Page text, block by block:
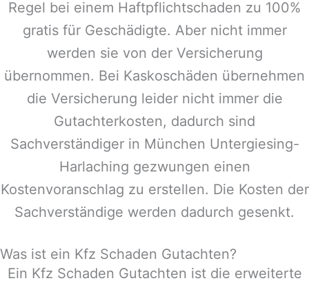
Regel bei einem Haftpflichtschaden zu 100%
gratis für Geschädigte. Aber nicht immer
werden sie von der Versicherung
übernommen. Bei Kaskoschäden übernehmen
die Versicherung leider nicht immer die
Gutachterkosten, dadurch sind
Sachverständiger in München Untergiesing-
Harlaching gezwungen einen
Kostenvoranschlag zu erstellen. Die Kosten der
Sachverständige werden dadurch gesenkt.
Was ist ein Kfz Schaden Gutachten?
Ein Kfz Schaden Gutachten ist die erweiterte